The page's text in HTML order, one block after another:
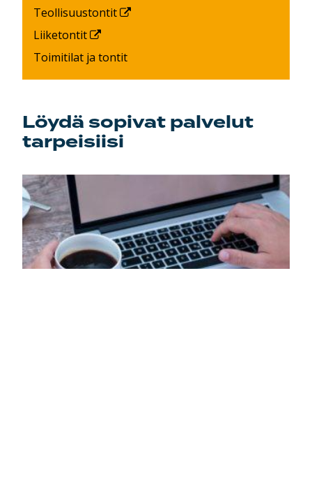
Teollisuustontit
Liiketontit
Toimitilat ja tontit
Löydä sopivat palvelut
tarpeisiisi